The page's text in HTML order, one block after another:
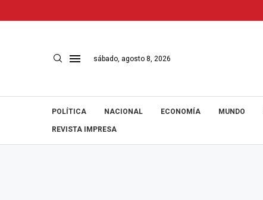
sábado, agosto 8, 2026
POLÍTICA NACIONAL ECONOMÍA MUNDO
REVISTA IMPRESA